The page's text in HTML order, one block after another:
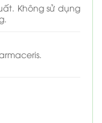
Không sử dụng